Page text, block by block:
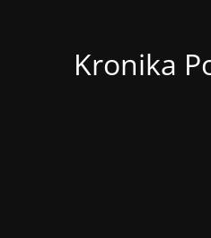
Kronika